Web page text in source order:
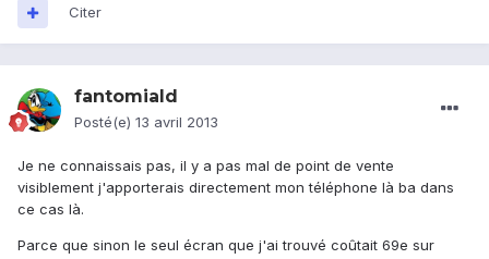
Citer
fantomiald
Posté(e) 13 avril 2013
Je ne connaissais pas, il y a pas mal de point de vente
visiblement j'apporterais directement mon téléphone là ba dans
ce cas là.
Parce que sinon le seul écran que j'ai trouvé coûtait 69e sur